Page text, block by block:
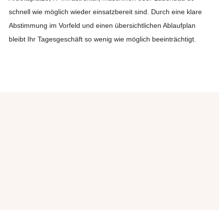
schnell wie möglich wieder einsatzbereit sind. Durch eine klare
Abstimmung im Vorfeld und einen übersichtlichen Ablaufplan
bleibt Ihr Tagesgeschäft so wenig wie möglich beeinträchtigt.